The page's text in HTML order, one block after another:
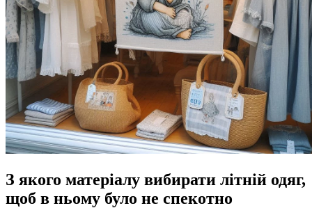
З якого матеріалу вибирати літній одяг,
щоб в ньому було не спекотно